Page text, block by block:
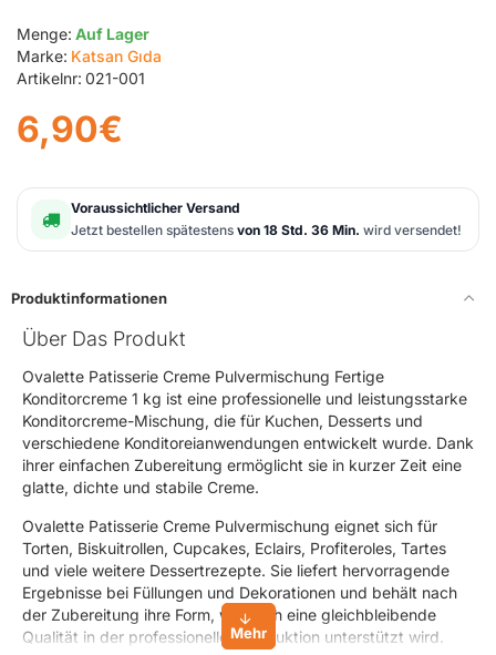
Menge: Auf Lager
Marke: Katsan Gıda
Artikelnr: 021-001
6,90€
Voraussichtlicher Versand
Jetzt bestellen spätestens von 18 Std. 36 Min. wird versendet!
Produktinformationen
Über Das Produkt
Ovalette Patisserie Creme Pulvermischung Fertige
Konditorcreme 1 kg ist eine professionelle und leistungsstarke
Konditorcreme-Mischung, die für Kuchen, Desserts und
verschiedene Konditoreianwendungen entwickelt wurde. Dank
ihrer einfachen Zubereitung ermöglicht sie in kurzer Zeit eine
glatte, dichte und stabile Creme.
Ovalette Patisserie Creme Pulvermischung eignet sich für
Torten, Biskuitrollen, Cupcakes, Eclairs, Profiteroles, Tartes
und viele weitere Dessertrezepte. Sie liefert hervorragende
Ergebnisse bei Füllungen und Dekorationen und behält nach
der Zubereitung ihre Form, wodurch eine gleichbleibende
Qualität in der professionellen Produktion unterstützt wird.